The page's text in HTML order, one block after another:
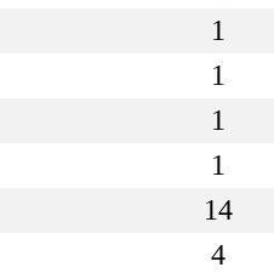
1
1
1
1
14
4